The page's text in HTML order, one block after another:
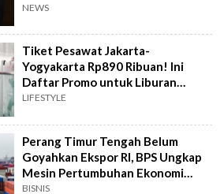
NEWS
Tiket Pesawat Jakarta-
Yogyakarta Rp890 Ribuan! Ini
Daftar Promo untuk Liburan
Hemat
LIFESTYLE
Perang Timur Tengah Belum
Goyahkan Ekspor RI, BPS Ungkap
Mesin Pertumbuhan Ekonomi
Masih Ngebut
BISNIS